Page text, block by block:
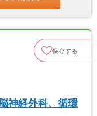
保存する
神経外科、循環